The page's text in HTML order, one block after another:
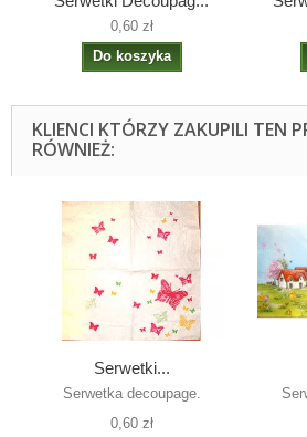
0,60 zł
Do koszyka
KLIENCI KTÓRZY ZAKUPILI TEN
RÓWNIEŻ:
Serwetki...
Serwetka decoupage.
0,60 zł